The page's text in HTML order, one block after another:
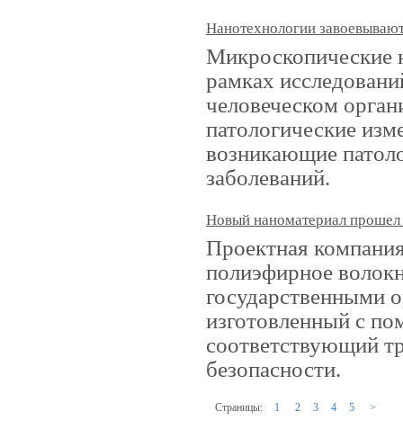
Нанотехнологии
Микроскопические
рамках
человеческом
патологические
возникающие
заболеваний.
Новый наноматериал
Проектная
полиэфирное
государственными
изготовленный с
соответствующий
безопасности.
Страницы: 1 2 3 4 5 >